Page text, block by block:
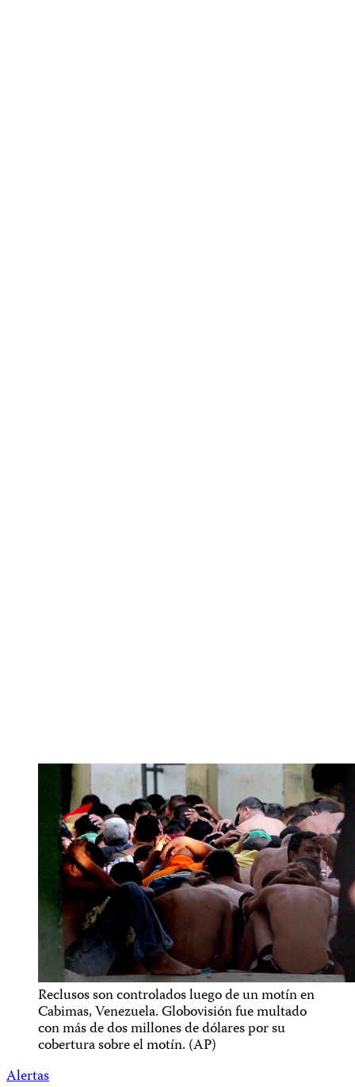
Reclusos son controlados luego de un motín en
Cabimas, Venezuela. Globovisión fue multado
con más de dos millones de dólares por su
cobertura sobre el motín. (AP)
Alertas